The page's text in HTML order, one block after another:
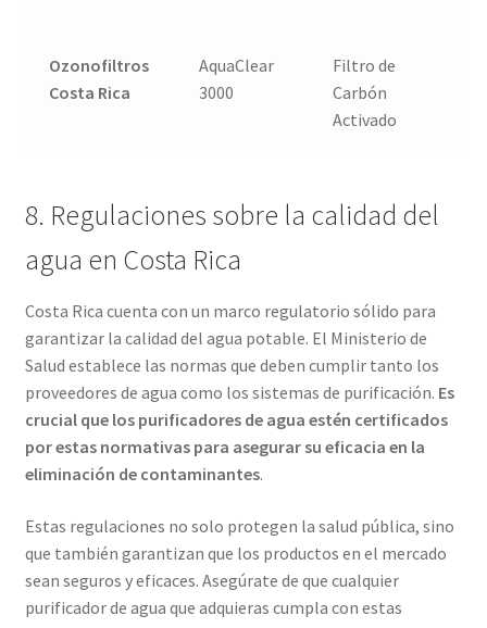
Ozonofiltros
Costa Rica
AquaClear
3000
Filtro de
Carbón
Activado
8. Regulaciones sobre la calidad del
agua en Costa Rica
Costa Rica cuenta con un marco regulatorio sólido para
garantizar la calidad del agua potable. El Ministerio de
Salud establece las normas que deben cumplir tanto los
proveedores de agua como los sistemas de purificación. Es
crucial que los purificadores de agua estén certificados
por estas normativas para asegurar su eficacia en la
eliminación de contaminantes.
Estas regulaciones no solo protegen la salud pública, sino
que también garantizan que los productos en el mercado
sean seguros y eficaces. Asegúrate de que cualquier
purificador de agua que adquieras cumpla con estas